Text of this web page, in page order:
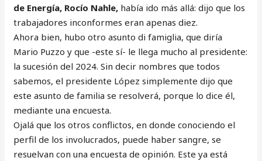
de Energía, Rocío Nahle, había ido más allá: dijo que los
trabajadores inconformes eran apenas diez.
Ahora bien, hubo otro asunto di famiglia, que diría
Mario Puzzo y que -este sí- le llega mucho al presidente:
la sucesión del 2024. Sin decir nombres que todos
sabemos, el presidente López simplemente dijo que
este asunto de familia se resolverá, porque lo dice él,
mediante una encuesta.
Ojalá que los otros conflictos, en donde conociendo el
perfil de los involucrados, puede haber sangre, se
resuelvan con una encuesta de opinión. Este ya está